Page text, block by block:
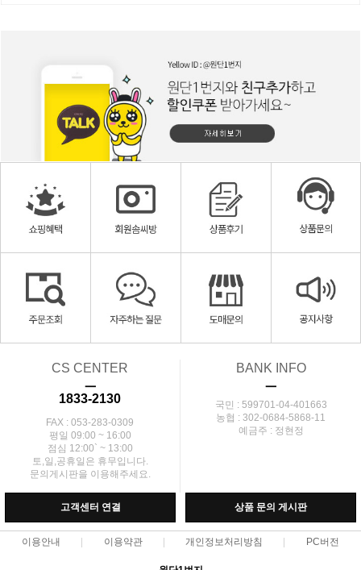
CS CENTER
ㅡ
1833-2130
FAX : 053-283-0309
평일 09:00 ~ 16:00
점심 12:00` ~ 13:00
토,일,공휴일은 휴무입니다.
문의게시판을 이용해주세요.
BANK INFO
ㅡ
국민 : 599701-04-401663
농협 : 302-0684-5868-11
예금주 : 정현정
고객센터 연결 상품 문의 게시판
이용안내 이용약관 개인정보처리방침 PC버전